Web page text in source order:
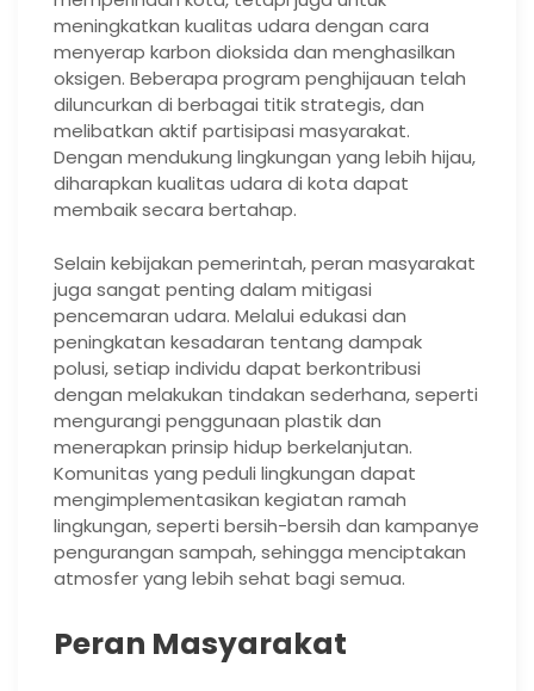
meningkatkan kualitas udara dengan cara
menyerap karbon dioksida dan menghasilkan
oksigen. Beberapa program penghijauan telah
diluncurkan di berbagai titik strategis, dan
melibatkan aktif partisipasi masyarakat.
Dengan mendukung lingkungan yang lebih hijau,
diharapkan kualitas udara di kota dapat
membaik secara bertahap.
Selain kebijakan pemerintah, peran masyarakat
juga sangat penting dalam mitigasi
pencemaran udara. Melalui edukasi dan
peningkatan kesadaran tentang dampak
polusi, setiap individu dapat berkontribusi
dengan melakukan tindakan sederhana, seperti
mengurangi penggunaan plastik dan
menerapkan prinsip hidup berkelanjutan.
Komunitas yang peduli lingkungan dapat
mengimplementasikan kegiatan ramah
lingkungan, seperti bersih-bersih dan kampanye
pengurangan sampah, sehingga menciptakan
atmosfer yang lebih sehat bagi semua.
Peran Masyarakat